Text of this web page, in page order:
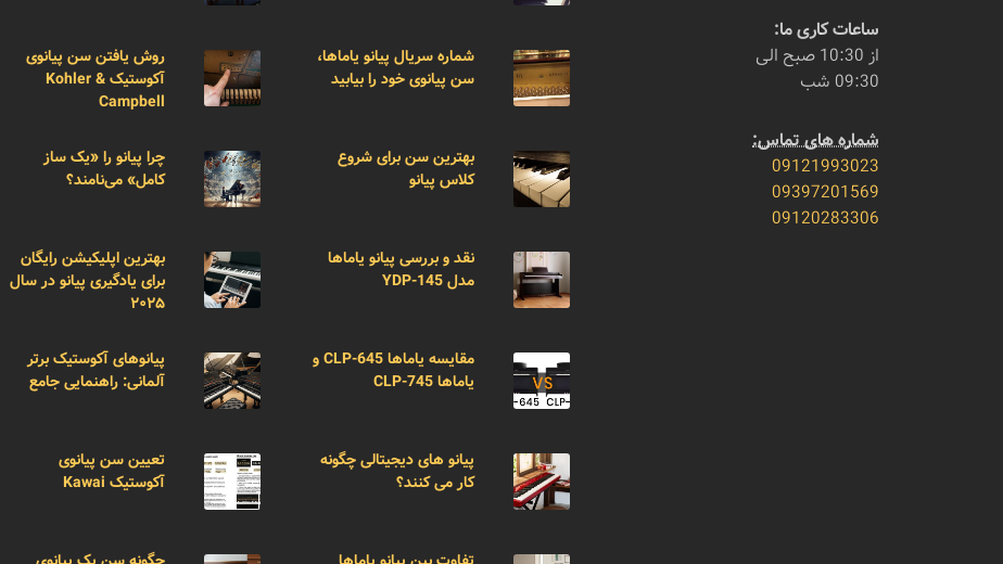
ساعات کاری ما:
از 10:30 صبح الی
09:30 شب
شماره های تماس:
09121993023
09397201569
09120283306
شماره سریال پیانو یاماها،
سن پیانوی خود را بیابید
بهترین سن برای شروع
کلاس پیانو
نقد و بررسی پیانو یاماها
مدل YDP-145
مقایسه یاماها CLP-645 و
یاماها CLP-745
پیانو های دیجیتالی چگونه
کار می کنند؟
روش یافتن سن پیانوی
آکوستیک Kohler &
Campbell
چرا پیانو را «یک ساز
کامل» می‌نامند؟
بهترین اپلیکیشن رایگان
برای یادگیری پیانو در سال
۲۰۲۵
پیانوهای آکوستیک برتر
آلمانی: راهنمایی جامع
تعیین سن پیانوی
آکوستیک Kawai